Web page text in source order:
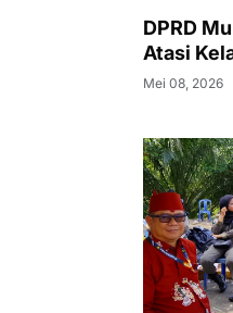
DPRD
Atasi
Mei 08, 2026